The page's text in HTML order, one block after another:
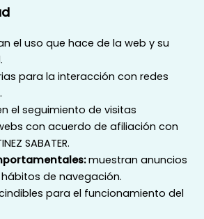
el uso que hace de la web y su
para la interacción con redes
el seguimiento de visitas
con acuerdo de afiliación con
SABATER.
muestran anuncios
de navegación.
para el funcionamiento del